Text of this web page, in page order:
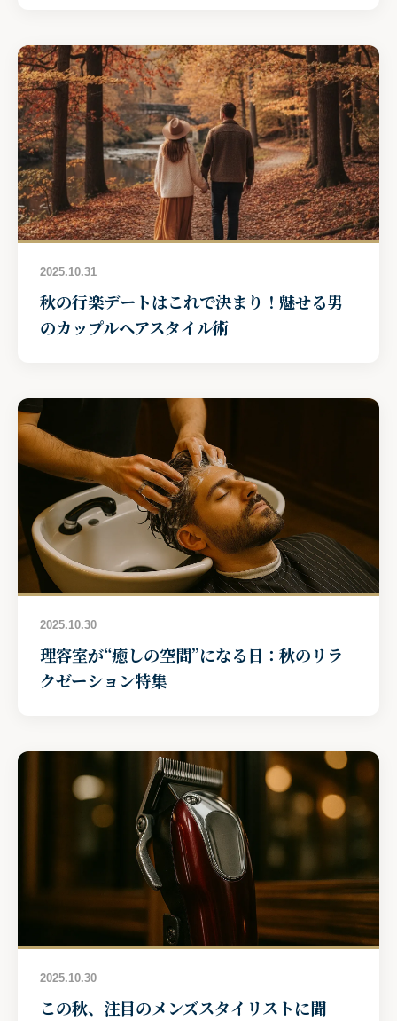
2025.10.31
秋の行楽デートはこれで決まり！魅せる男
のカップルヘアスタイル術
2025.10.30
理容室が“癒しの空間”になる日：秋のリラ
クゼーション特集
2025.10.30
この秋、注目のメンズスタイリストに聞